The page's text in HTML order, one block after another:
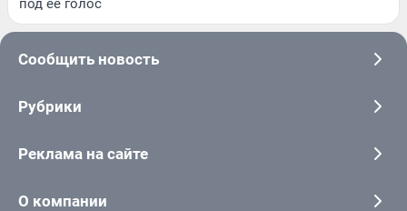
под ее голос
Сообщить новость
Рубрики
Реклама на сайте
О компании